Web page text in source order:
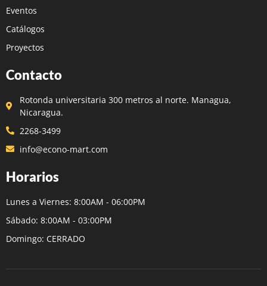
Eventos
Catálogos
Proyectos
Contacto
Rotonda universitaria 300 metros al norte. Managua,
Nicaragua.
2268-3499
info@econo-mart.com
Horarios
Lunes a Viernes: 8:00AM - 06:00PM
Sábado: 8:00AM - 03:00PM
Domingo: CERRADO